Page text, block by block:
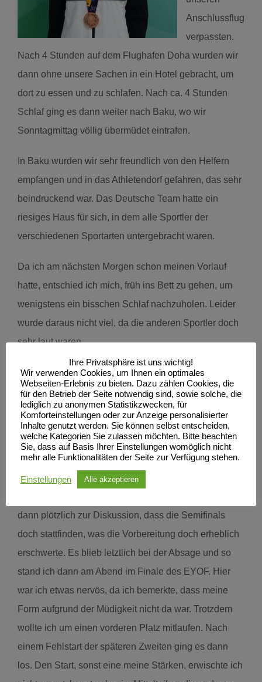
Anschlussflug
verpassten.
Nach 4 Stunden auf dem Flughafen Doha wurden wir
dann ohne unsere Sachen in ein Hotel gebracht, um
dort zu essen und zu schlafen. Nach ca. 4 Stunden
Schlaf ging es dann weiter nach Baku, wo wir
Sonntagmittag völlig übermüdet eintrafen.
In Baku wurden wir sehr freundlich von den Helfern
empfangen und in das Athletendorf gefahren, das sehr
beindruckend war. Das Deutsche Team hatte ein
riesiges Haus für sich, in dem alle Sportler der
verschiedenen Sportarten untergebracht waren.
Da ich am nächsten Morgen schon meinen Vorlauf
hatte, entschied ich mich, früh ins Bett zu gehen, um
wenigstens ein bisschen Schlaf nachzuholen. Leider
wurde daraus nicht viel, da die anderen Sportler doch
sehr laut waren.
Völlig übermüdet sind wir dann Montag früh in das
Wettkampfstadion gefahren und schon beim Erwärmen
merkte ich, dass der fehlende Schlaf meine Beine
müde gemacht hatte.
Trotzdem konnte ich meinen Vorlauf gewinnen und
war dann direkt für das Finale qualifiziert, da die
dann plötzlich zur Diskussion, dass die Semifinals
doch stattfinden, was die Vorbereitung doch erheblich
erschwerte. Es blieb letztlich bei der Absage und so
stand ich dann am Abend im Finale des EYOF. Hier
war ich etwas nervös, da ich bemerkte, dass meine
Form aufgrund der Müdigkeit nicht da war. Trotzdem
wollte ich um einen vorderen Platz mitlaufen. Nach
einem Fehlstart der späteren Zweiten ging es dann
los. Den Start, sonst eine meine Stärken, erwischte ich
Ihre Privatsphäre ist uns wichtig!
Wir verwenden Cookies, um Ihnen ein optimales
Webseiten-Erlebnis zu bieten. Dazu zählen Cookies, die
für den Betrieb der Seite notwendig sind, sowie solche, die
lediglich zu anonymen Statistikzwecken, für
Komforteinstellungen oder zur Anzeige personalisierter
Inhalte genutzt werden. Sie können selbst entscheiden,
welche Kategorien Sie zulassen möchten. Bitte beachten
Sie, dass auf Basis Ihrer Einstellungen womöglich nicht
mehr alle Funktionalitäten der Seite zur Verfügung stehen.
Einstellungen Alle akzeptieren